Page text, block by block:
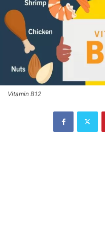
Vitamin B12